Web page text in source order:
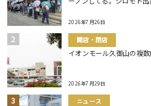
2026年7月26日
開店・閉店
イオンモール久御山の複
2026年7月29日
ニュース